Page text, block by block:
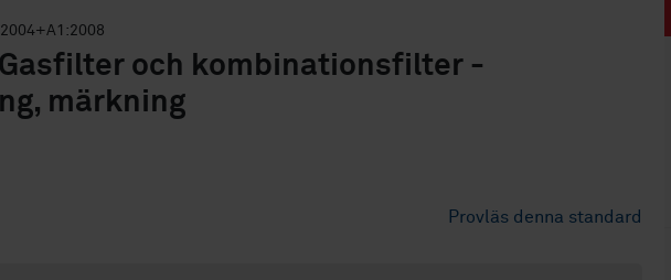
och kombinationsfilter -
märkning
Provläs denna standard